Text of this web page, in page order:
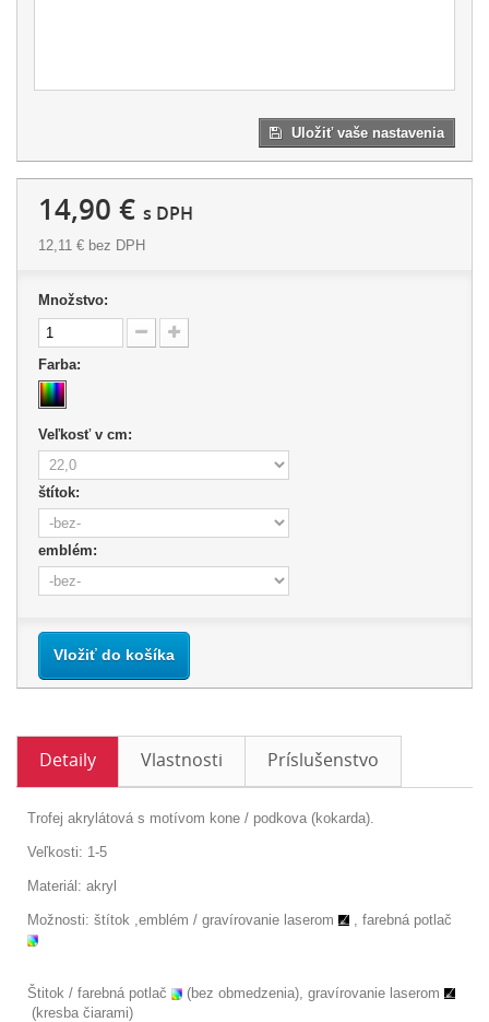
Uložiť vaše nastavenia
14,90 € s DPH
12,11 € bez DPH
Množstvo:
Farba:
Veľkosť v cm:
štítok:
emblém:
Vložiť do košíka
Detaily Vlastnosti Príslušenstvo
Trofej akrylátová s motívom kone / podkova (kokarda).
Veľkosti: 1-5
Materiál: akryl
Možnosti: štítok ,emblém / gravírovanie laserom , farebná potlač
Štitok / farebná potlač
(bez obmedzenia), gravírovanie laserom
(kresba čiarami)